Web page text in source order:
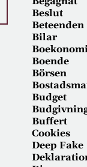
Beslut
Beteenden
Bilar
Boende
Börsen
Budget
Buffert
Cookies
Deep Fake